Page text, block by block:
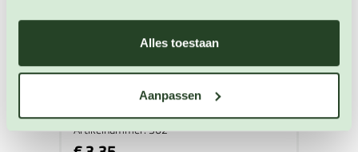
Alles toestaan
Aanpassen
Cherrytomaat Gardeners Delight
Tomaten zaden
Artikelnummer: 362